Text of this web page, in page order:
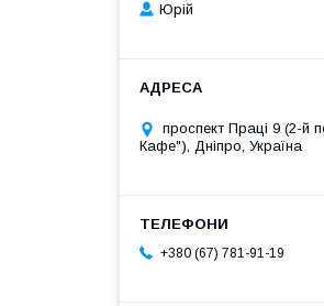
Юрій
проспект Праці 9 (2-й
Кафе"), Дніпро, Україна
+380 (67) 781-91-19